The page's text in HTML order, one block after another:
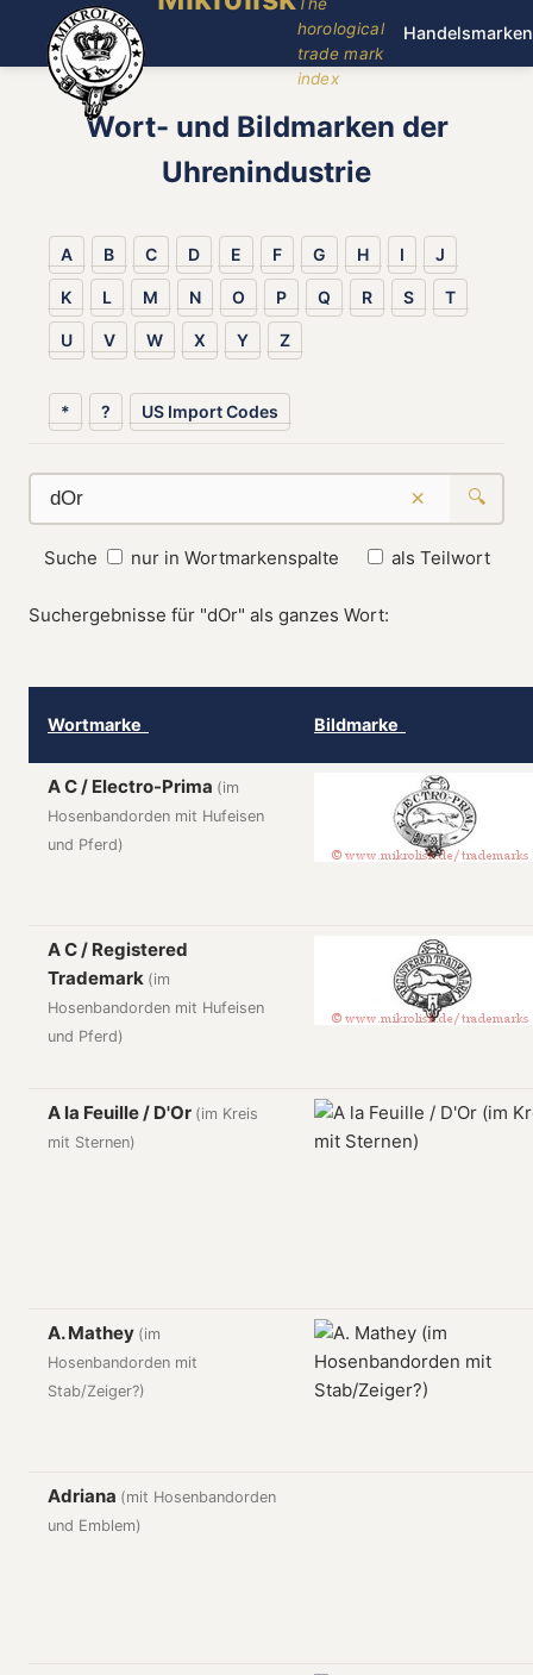
horological
trade mark
index
Handelsmarken
Wort- und Bildmarken der
Uhrenindustrie
A B C D E F G H I J
K L M N O P Q R S T
U V W X Y Z
* ? US Import Codes
× 🔍
Suche nur in Wortmarkenspalte als Teilwort
Suchergebnisse für "dOr" als ganzes Wort:
Wortmarke Bildmarke
A C / Electro-Prima (im
Hosenbandorden mit Hufeisen
und Pferd)
A C / Registered
Trademark (im
Hosenbandorden mit Hufeisen
und Pferd)
A la Feuille / D'Or (im Kreis
mit Sternen)
A. Mathey (im
Hosenbandorden mit
Stab/Zeiger?)
Adriana (mit Hosenbandorden
und Emblem)